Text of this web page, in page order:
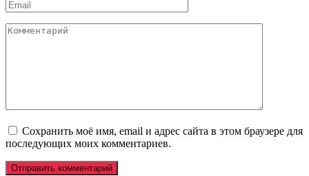
Email
*
Комментарий
Сохранить моё имя, email и адрес сайта в этом браузере для
последующих моих комментариев.